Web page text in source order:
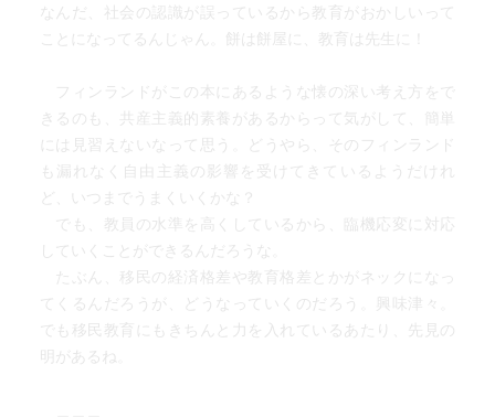
なんだ、社会の認識が誤っているから教育がおかしいって
ことになってるんじゃん。餅は餅屋に、教育は先生に！
フィンランドがこの本にあるような懐の深い考え方をで
きるのも、共産主義的素養があるからって気がして、簡単
には見習えないなって思う。どうやら、そのフィンランド
も漏れなく自由主義の影響を受けてきているようだけれ
ど、いつまでうまくいくかな？
でも、教員の水準を高くしているから、臨機応変に対応
していくことができるんだろうな。
たぶん、移民の経済格差や教育格差とかがネックになっ
てくるんだろうが、どうなっていくのだろう。興味津々。
でも移民教育にもきちんと力を入れているあたり、先見の
明があるね。